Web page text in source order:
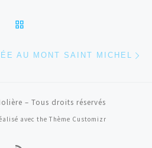
AU MONT SAINT MICHEL
– Tous droits réservés
avec the Thème Customizr